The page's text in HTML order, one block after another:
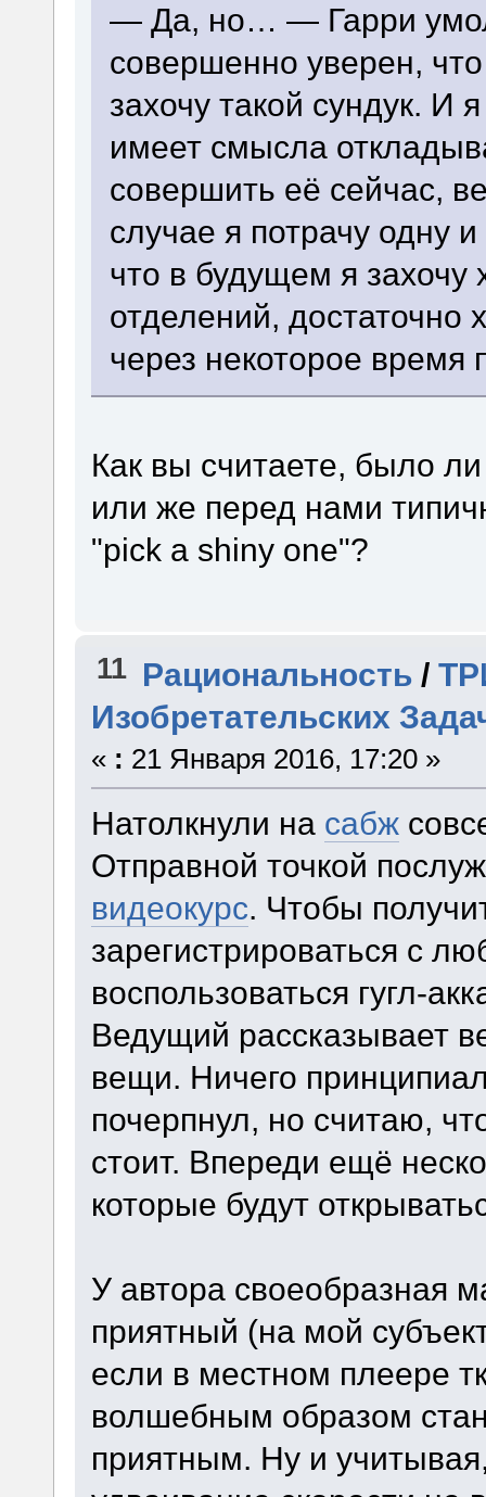
— Да, но… — Гарри
совершенно уверен,
захочу такой сундук. И
имеет смысла
совершить её сейчас,
случае я потрачу одну
что в будущем я
отделений,
через некоторое
Как вы считаете, было
или же перед нами
"pick a shiny one"?
11 Рациональность /
Изобретательских
« : 21 Января 2016, 17:20 »
Натолкнули на сабж
Отправной точкой
видеокурс. Чтобы
зарегистрироваться с
воспользоваться гугл-
Ведущий рассказывает
вещи. Ничего
почерпнул, но считаю,
стоит. Впереди ещё
которые будут
У автора своеобразная
приятный (на мой
если в местном плеере
волшебным образом
приятным. Ну и